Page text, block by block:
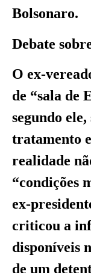
Bolsonaro.
Debate
O ex-
de “sala de
segundo
tratamento
realidade
“condições
ex-
criticou a
disponíveis
de um